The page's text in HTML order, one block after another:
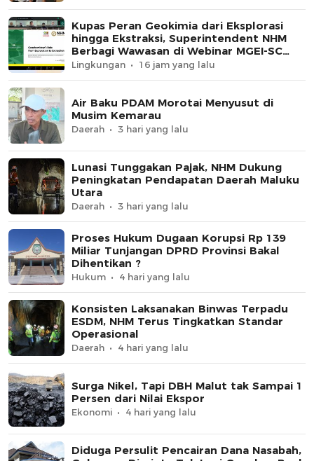
Kupas Peran Geokimia dari Eksplorasi
hingga Ekstraksi, Superintendent NHM
Berbagi Wawasan di Webinar MGEI-SC
UNG
Lingkungan 16 jam yang lalu
Air Baku PDAM Morotai Menyusut di
Musim Kemarau
Daerah 3 hari yang lalu
Lunasi Tunggakan Pajak, NHM Dukung
Peningkatan Pendapatan Daerah Maluku
Utara
Daerah 3 hari yang lalu
Proses Hukum Dugaan Korupsi Rp 139
Miliar Tunjangan DPRD Provinsi Bakal
Dihentikan ?
Hukum 4 hari yang lalu
Konsisten Laksanakan Binwas Terpadu
ESDM, NHM Terus Tingkatkan Standar
Operasional
Daerah 4 hari yang lalu
Surga Nikel, Tapi DBH Malut tak Sampai 1
Persen dari Nilai Ekspor
Ekonomi 4 hari yang lalu
Diduga Persulit Pencairan Dana Nasabah,